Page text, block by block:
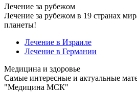
Лечение за рубежом
Лечение за рубежом в 19 странах
планеты!
Лечение в Израиле
Лечение в Германии
Медицина и здоровье
Самые интересные и актуальные
"Медицина МСК"